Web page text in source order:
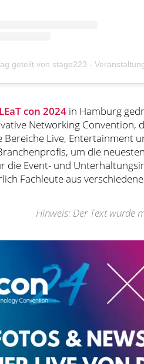
geteilt von stage223 -
LEaT con 2024 in Hamburg
Networking
Live, Entertainment
um die
die Event- und
Fachleute aus
Hinweis: Der Text wurde